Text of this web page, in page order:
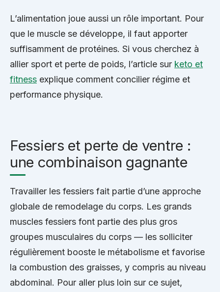
L’alimentation joue aussi un rôle important. Pour
que le muscle se développe, il faut apporter
suffisamment de protéines. Si vous cherchez à
allier sport et perte de poids, l’article sur keto et
fitness explique comment concilier régime et
performance physique.
Fessiers et perte de ventre :
une combinaison gagnante
Travailler les fessiers fait partie d’une approche
globale de remodelage du corps. Les grands
muscles fessiers font partie des plus gros
groupes musculaires du corps — les solliciter
régulièrement booste le métabolisme et favorise
la combustion des graisses, y compris au niveau
abdominal. Pour aller plus loin sur ce sujet,